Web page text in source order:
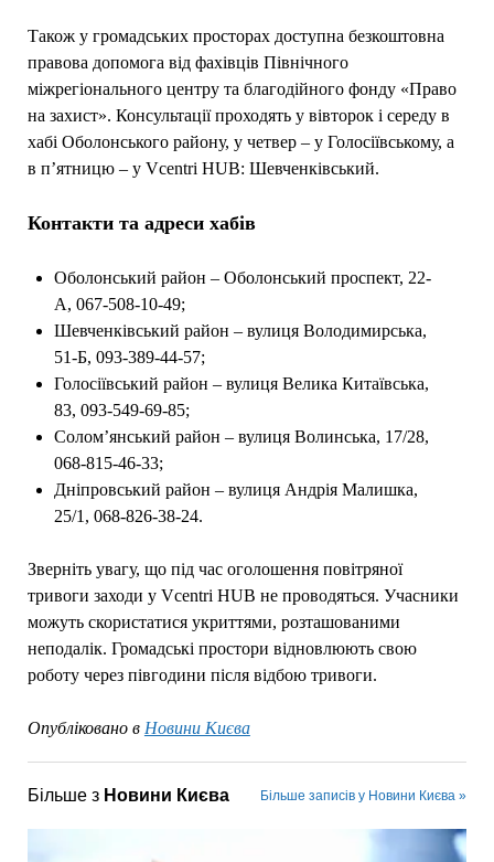
Також у громадських просторах доступна безкоштовна
правова допомога від фахівців Північного
міжрегіонального центру та благодійного фонду «Право
на захист». Консультації проходять у вівторок і середу в
хабі Оболонського району, у четвер – у Голосіївському, а
в п’ятницю – у Vcentri HUB: Шевченківський.
Контакти та адреси хабів
Оболонський район – Оболонський проспект, 22-
А, 067-508-10-49;
Шевченківський район – вулиця Володимирська,
51-Б, 093-389-44-57;
Голосіївський район – вулиця Велика Китаївська,
83, 093-549-69-85;
Солом’янський район – вулиця Волинська, 17/28,
068-815-46-33;
Дніпровський район – вулиця Андрія Малишка,
25/1, 068-826-38-24.
Зверніть увагу, що під час оголошення повітряної
тривоги заходи у Vcentri HUB не проводяться. Учасники
можуть скористатися укриттями, розташованими
неподалік. Громадські простори відновлюють свою
роботу через півгодини після відбою тривоги.
Опубліковано в Новини Києва
Більше з Новини Києва Більше записів у Новини Києва »